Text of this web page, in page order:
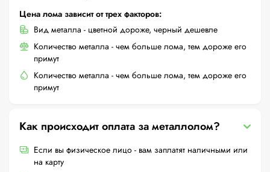
Цена лома зависит от трех факторов:
Вид металла - цветной дороже, черный дешевле
Количество металла - чем больше лома, тем дороже его
примут
Количество металла - чем больше лома, тем дороже его
примут
Как происходит оплата за металлолом?
Если вы физическое лицо - вам заплатят наличными или
на карту